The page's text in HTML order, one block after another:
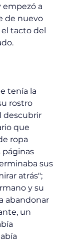
empezó a
de nuevo
tacto del
tenía la
rostro
descubrir
que
ropa
páginas
sus
atrás";
y su
abandonar
un